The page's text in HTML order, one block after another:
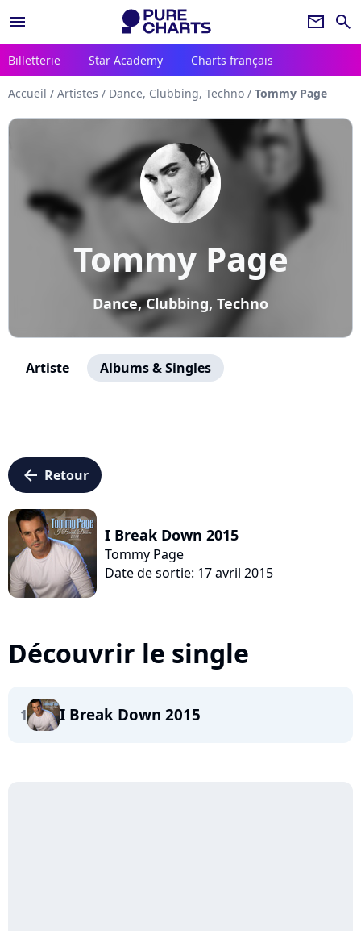
menu newsletter search
Billetterie Star Academy Charts français
Accueil / Artistes / Dance, Clubbing, Techno / Tommy Page
Tommy Page
Dance, Clubbing, Techno
Artiste Albums & Singles
arrow_left Retour
I Break Down 2015
Tommy Page
Date de sortie: 17 avril 2015
Découvrir le single
1 I Break Down 2015